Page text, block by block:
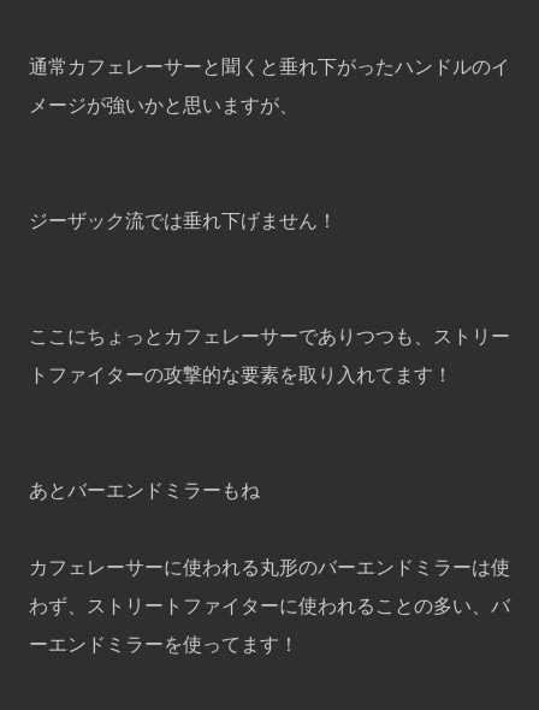
通常カフェレーサーと聞くと垂れ下がったハンドルのイ
メージが強いかと思いますが、
ジーザック流では垂れ下げません！
ここにちょっとカフェレーサーでありつつも、ストリー
トファイターの攻撃的な要素を取り入れてます！
あとバーエンドミラーもね
カフェレーサーに使われる丸形のバーエンドミラーは使
わず、ストリートファイターに使われることの多い、バ
ーエンドミラーを使ってます！